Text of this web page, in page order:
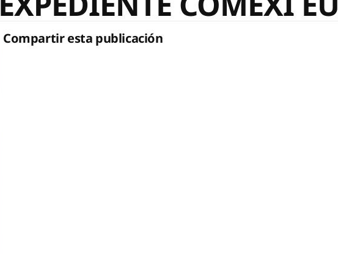
Compartir esta publicación